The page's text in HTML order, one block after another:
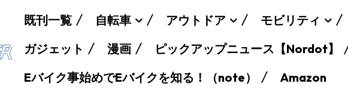
既刊一覧 自転車 アウトドア モビリティ
ガジェット
漫画
ピックアップニュース【Nordot】
Eバイク事始めでEバイクを知る！（note）
Amazon